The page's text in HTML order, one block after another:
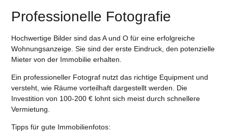
Professionelle Fotografie
Hochwertige Bilder sind das A und O für eine erfolgreiche
Wohnungsanzeige. Sie sind der erste Eindruck, den potenzielle
Mieter von der Immobilie erhalten.
Ein professioneller Fotograf nutzt das richtige Equipment und
versteht, wie Räume vorteilhaft dargestellt werden. Die
Investition von 100-200 € lohnt sich meist durch schnellere
Vermietung.
Tipps für gute Immobilienfotos: